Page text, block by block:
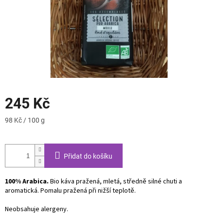
245 Kč
Měrná
98 Kč / 100 g
Přidat do košíku
100% Arabica. Bio káva pražená, mletá, středně silné chuti a
aromatická. Pomalu pražená při nižší teplotě.
Neobsahuje alergeny.